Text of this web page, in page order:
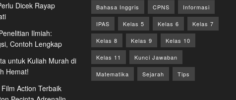
Dicek Rayap
Ilmiah:
Contoh Lengkap
untuk Kuliah Murah di
Hemat!
Action Terbaik
Bahasa Inggris CPNS Informasi
IPAS Kelas 5 Kelas 6 Kelas 7
Kelas 8 Kelas 9 Kelas 10
Kelas 11 Kunci Jawaban
Matematika Sejarah Tips